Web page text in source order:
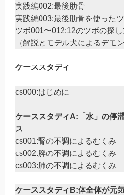
実践編002:最後肋骨
実践編003:最後肋骨を使った
ツボ001〜012:12のツボの探し
（解説とモデル犬によるデモ
ケーススタディ
cs000:はじめに
ケーススタディA:「水」の停
ス
cs001:腎の不調によるむくみ
cs002:脾の不調によるむくみ
cs003:肺の不調によるむくみ
ケーススタディB:体全体が元